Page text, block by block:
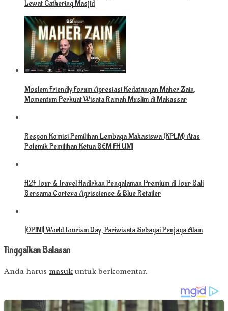
Lewat Gathering Masjid
Moslem Friendly Forum Apresiasi Kedatangan Maher Zain,
Momentum Perkuat Wisata Ramah Muslim di Makassar
Respon Komisi Pemilihan Lembaga Mahasiswa (KPLM) Atas
Polemik Pemilihan Ketua BEM FH UMI
H2F Tour & Travel Hadirkan Pengalaman Premium di Tour Bali
Bersama Corteva Agriscience & Blue Retailer
[OPINI] World Tourism Day, Pariwisata Sebagai Penjaga Alam
Tinggalkan Balasan
Anda harus masuk untuk berkomentar.